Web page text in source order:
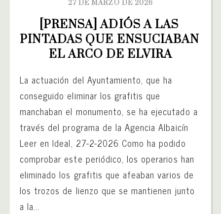
27 DE MARZO DE 2026
[PRENSA] ADIÓS A LAS
PINTADAS QUE ENSUCIABAN
EL ARCO DE ELVIRA
La actuación del Ayuntamiento, que ha
conseguido eliminar los grafitis que
manchaban el monumento, se ha ejecutado a
través del programa de la Agencia Albaicín
Leer en Ideal, 27-2-2026 Como ha podido
comprobar este periódico, los operarios han
eliminado los grafitis que afeaban varios de
los trozos de lienzo que se mantienen junto
a la...